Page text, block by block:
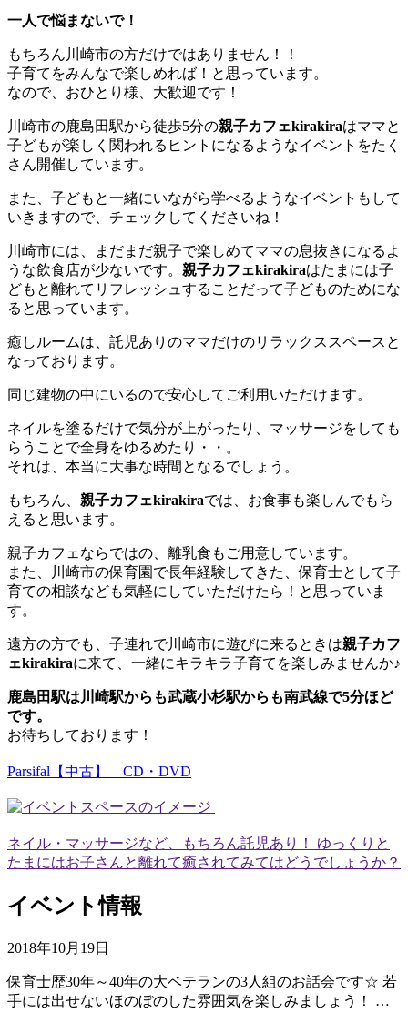
一人で悩まないで！
もちろん川崎市の方だけではありません！！
子育てをみんなで楽しめれば！と思っています。
なので、おひとり様、大歓迎です！
川崎市の鹿島田駅から徒歩5分の親子カフェkirakiraはママと
子どもが楽しく関われるヒントになるようなイベントをたく
さん開催しています。
また、子どもと一緒にいながら学べるようなイベントもして
いきますので、チェックしてくださいね！
川崎市には、まだまだ親子で楽しめてママの息抜きになるよ
うな飲食店が少ないです。 親子カフェkirakiraはたまには子
どもと離れてリフレッシュすることだって子どものためにな
ると思っています。
癒しルームは、託児ありのママだけのリラックススペースと
なっております。
同じ建物の中にいるので安心してご利用いただけます。
ネイルを塗るだけで気分が上がったり、マッサージをしても
らうことで全身をゆるめたり・・。
それは、本当に大事な時間となるでしょう。
もちろん、 親子カフェkirakiraでは、お食事も楽しんでもら
えると思います。
親子カフェならではの、離乳食もご用意しています。
また、川崎市の保育園で長年経験してきた、保育士として子
育ての相談なども気軽にしていただけたら！と思っていま
す。
遠方の方でも、子連れで川崎市に遊びに来るときは親子カフ
ェkirakiraに来て、一緒にキラキラ子育てを楽しみませんか♪
鹿島田駅は川崎駅からも武蔵小杉駅からも南武線で5分ほど
です。
お待ちしております！
Parsifal【中古】 CD・DVD
ネイル・マッサージなど、もちろん託児あり！ ゆっくりと
たまにはお子さんと離れて癒されてみてはどうでしょうか？
イベント情報
2018年10月19日
保育士歴30年～40年の大ベテランの3人組のお話会です☆ 若
手には出せないほのぼのした雰囲気を楽しみましょう！ …